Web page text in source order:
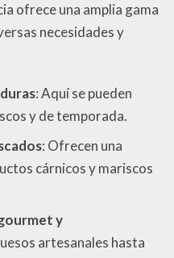
ofrece una amplia gama
necesidades y
: Aquí se pueden
y de temporada.
: Ofrecen una
cárnicos y mariscos
y
artesanales hasta